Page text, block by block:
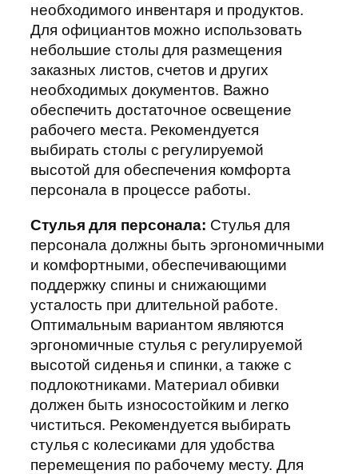
необходимого инвентаря и продуктов.
Для официантов можно использовать
небольшие столы для размещения
заказных листов, счетов и других
необходимых документов. Важно
обеспечить достаточное освещение
рабочего места. Рекомендуется
выбирать столы с регулируемой
высотой для обеспечения комфорта
персонала в процессе работы.
Стулья для персонала: Стулья для
персонала должны быть эргономичными
и комфортными, обеспечивающими
поддержку спины и снижающими
усталость при длительной работе.
Оптимальным вариантом являются
эргономичные стулья с регулируемой
высотой сиденья и спинки, а также с
подлокотниками. Материал обивки
должен быть износостойким и легко
чиститься. Рекомендуется выбирать
стулья с колесиками для удобства
перемещения по рабочему месту. Для